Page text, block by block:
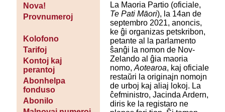
Nova!
Provnumeroj
Kolofono
Tarifoj
Kontoj kaj
perantoj
Abonhelpa
fonduso
Abonilo
La Maoria Partio (oficiale,
Te Pati Māori), la 14an de
septembro 2021, anoncis,
ke ĝi organizas petskribon,
petante al la parlamento
ŝanĝi la nomon de Nov-
Zelando al ĝia maoria
nomo, Aotearoa, kaj oficiale
restaŭri la originajn nomojn
de urboj kaj aliaj lokoj. La
ĉefministro, Jacinda Ardern,
diris ke la registaro ne